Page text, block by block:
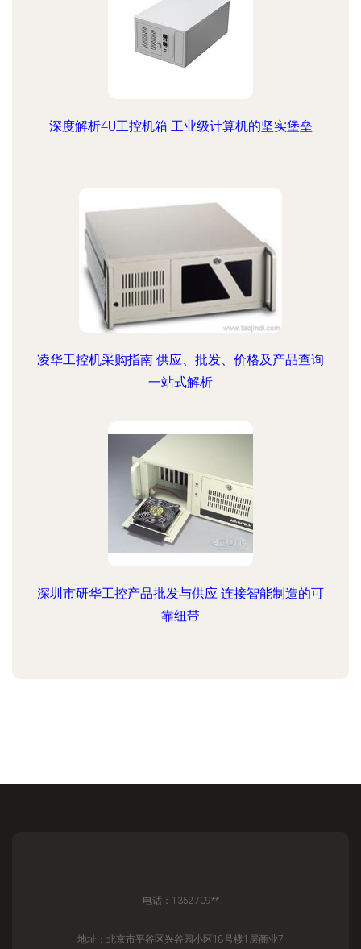
深度解析4U工控机箱 工业级计算机的坚实堡垒
凌华工控机采购指南 供应、批发、价格及产品查询
一站式解析
深圳市研华工控产品批发与供应 连接智能制造的可
靠纽带
电话：1352709**
地址：北京市平谷区兴谷园小区18号楼1层商业7